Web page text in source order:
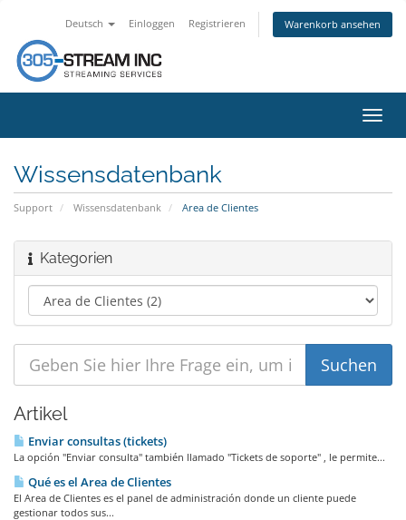
Deutsch Einloggen Registrieren Warenkorb ansehen
ein-/
Wissensdatenbank
Support Wissensdatenbank Area de Clientes
Kategorien
Artikel
Enviar consultas (tickets)
La opción "Enviar consulta" también llamado "Tickets de soporte" , le permite...
Qué es el Area de Clientes
El Area de Clientes es el panel de administración donde un cliente puede
gestionar todos sus...